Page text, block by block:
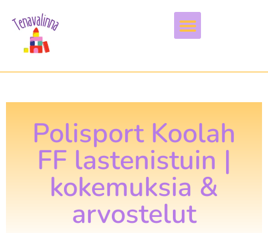
Polisport Koolah
FF lastenistuin |
kokemuksia &
arvostelut